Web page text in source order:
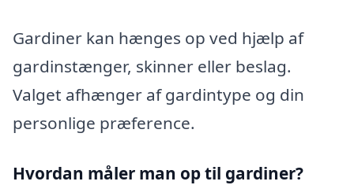
Gardiner kan hænges op ved hjælp af
gardinstænger, skinner eller beslag.
Valget afhænger af gardintype og din
personlige præference.
Hvordan måler man op til gardiner?